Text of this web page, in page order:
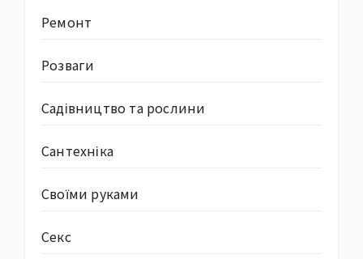
Ремонт
Розваги
Садівництво та рослини
Сантехніка
Своїми руками
Секс